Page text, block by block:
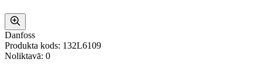
Danfoss
Produkta kods: 132L6109
Noliktavā: 0